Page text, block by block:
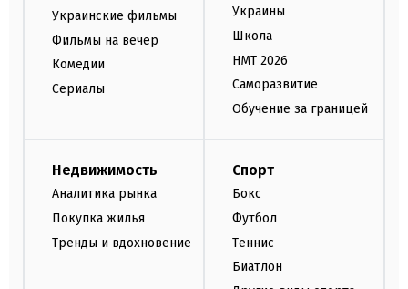
Украинские фильмы
Фильмы на вечер
Комедии
Сериалы
Украины
Школа
НМТ 2026
Саморазвитие
Обучение за границей
Недвижимость
Аналитика рынка
Покупка жилья
Тренды и вдохновение
Спорт
Бокс
Футбол
Теннис
Биатлон